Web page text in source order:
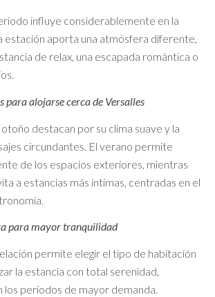
influye considerablemente en la
estación aporta una atmósfera diferente,
de relax, una escapada romántica o
para alojarse cerca de Versalles
destacan por su clima suave y la
circundantes. El verano permite
de los espacios exteriores, mientras
a estancias más íntimas, centradas en el
para mayor tranquilidad
permite elegir el tipo de habitación
la estancia con total serenidad,
los periodos de mayor demanda.